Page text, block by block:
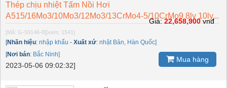
Thép chịu nhiệt Tấm Nồi Hơi
A515/16Mo3/10Mo3/12Mo3/13CrMo4-5/10CrMo9 8ly 10ly...
[Mã: G-59146-8] [xem: 1541]
[Nhãn hiệu: nhập khẩu - Xuất xứ: nhật Bản, Hàn Quốc]
[Nơi bán: Bắc Ninh]
2023-05-06 09:02:32]
Giá:22,658,900vnđ
Mua hàng